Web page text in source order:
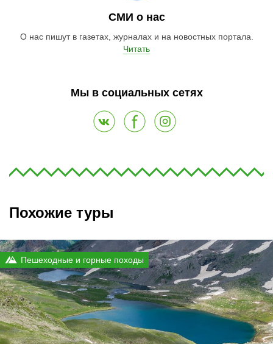
СМИ о нас
О нас пишут в газетах, журналах и на новостных портала.
Читать
Мы в социальных сетях
Похожие туры
Пешеходные и горные походы